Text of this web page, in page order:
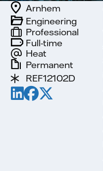
Full-time
Engineering
Arnhem
Professional
Heat
Permanent
REF12102D